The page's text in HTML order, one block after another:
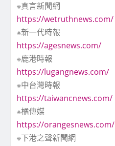
※真言新聞網
https://wetruthnews.com/
※新一代時報
https://agesnews.com/
※鹿港時報
https://lugangnews.com/
※中台灣時報
https://taiwancnews.com/
※橘傳媒
https://orangesnews.com/
※下港之聲新聞網